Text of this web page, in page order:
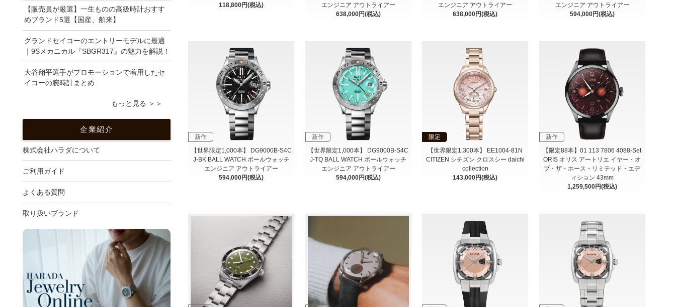
118,800円(税込)
エンジニア アウトライアー
638,000円(税込)
エンジニア アウトライアー
638,000円(税込)
エンジニア アウトライアー
594,000円(税込)
新作
【世界限定1,000本】 DG9000B-S4C
J-BK BALL WATCH ボールウォッチ
エンジニア アウトライアー
594,000円(税込)
新作
【世界限定1,000本】 DG9000B-S4C
J-TQ BALL WATCH ボールウォッチ
エンジニア アウトライアー
594,000円(税込)
限定
【世界限定1,300本】 EE1004-81N
CITIZEN シチズン クロスシー daichi
collection
143,000円(税込)
新作
【限定88本】01 113 7806 4088-Set
ORIS オリス アートリエ イヤー・オ
ブ・ザ・ホース・リミテッド・エデ
ィション 43mm
1,259,500円(税込)
【販売員が厳選】一生ものの高級時計おすす
めブランド5選【国産、舶来】
グランドセイコーのエントリーモデルに最適
｜9Sメカニカル『SBGR317』の魅力を解説！
大谷翔平選手がプロモーションで着用したセ
イコーの腕時計まとめ
もっと見る ＞＞
企業紹介
株式会社ハラダについて
ご利用ガイド
よくある質問
取り扱いブランド